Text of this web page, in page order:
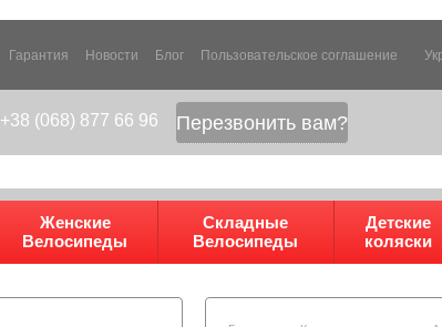
Гарантия Новости Блог Пользовательское соглашение
+38 (068) 877 66 96 Перезвонить вам?
Женские
Велосипеды
Складные
Велосипеды
Детские
коляски